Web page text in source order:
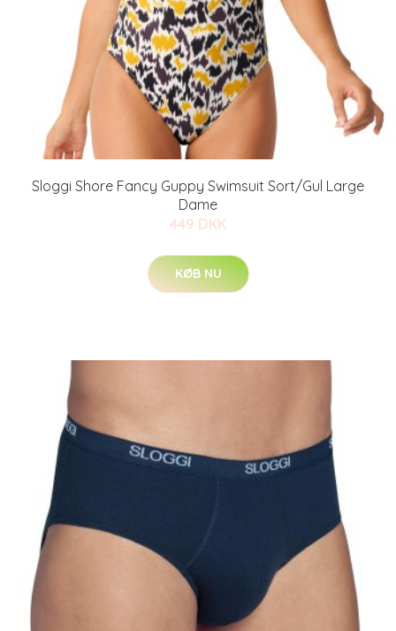
Sloggi Shore Fancy Guppy Swimsuit Sort/Gul Large
Dame
449 DKK
KØB NU